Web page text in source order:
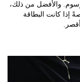
من ذلك،
البطاقة